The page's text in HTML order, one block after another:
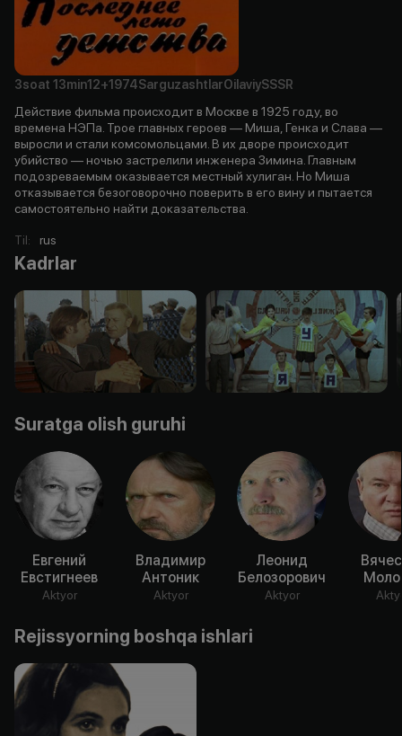
3soat 13min12+1974SarguzashtlarOilaviySSSR
Действие фильма происходит в Москве в 1925 году, во
времена НЭПа. Трое главных героев — Миша, Генка и Слава —
выросли и стали комсомольцами. В их дворе происходит
убийство — ночью застрелили инженера Зимина. Главным
подозреваемым оказывается местный хулиган. Но Миша
отказывается безоговорочно поверить в его вину и пытается
самостоятельно найти доказательства.
Til: rus
Kadrlar
Suratga olish guruhi
Евгений
Евстигнеев
Aktyor
Владимир
Антоник
Aktyor
Леонид
Белозорович
Aktyor
Rejissyorning boshqa ishlari